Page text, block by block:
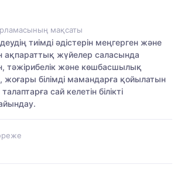
мақсаты
тиімді әдістерін меңгерген және
ақпараттық жүйелер саласында
тәжірибелік және көшбасшылық
жоғары білімді мамандарға қойылатын
сай келетін білікті